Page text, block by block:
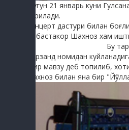
-Бугун 21 январь куни
берилади.
Концерт дастури билан
ва бастакор Шахноз хам
Бу
фарзанд номидан
оғир мавзу деб топилиб,
Шахноз билан яна бир